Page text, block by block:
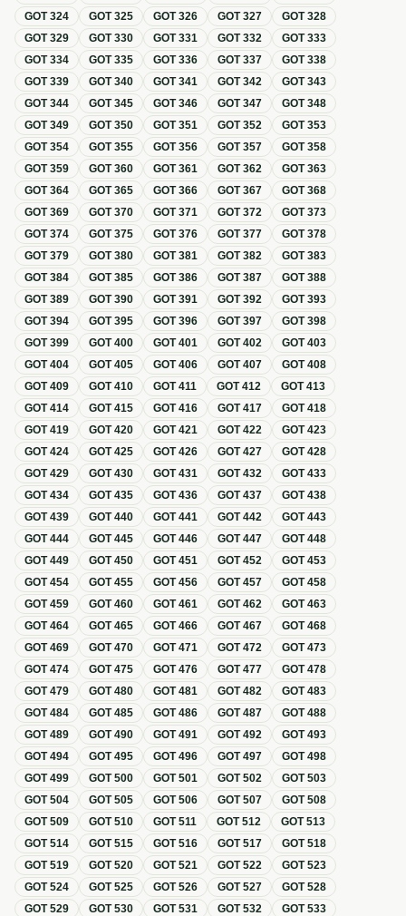
GOT324 GOT325 GOT326 GOT327 GOT328
GOT329 GOT330 GOT331 GOT332 GOT333
GOT334 GOT335 GOT336 GOT337 GOT338
GOT339 GOT340 GOT341 GOT342 GOT343
GOT344 GOT345 GOT346 GOT347 GOT348
GOT349 GOT350 GOT351 GOT352 GOT353
GOT354 GOT355 GOT356 GOT357 GOT358
GOT359 GOT360 GOT361 GOT362 GOT363
GOT364 GOT365 GOT366 GOT367 GOT368
GOT369 GOT370 GOT371 GOT372 GOT373
GOT374 GOT375 GOT376 GOT377 GOT378
GOT379 GOT380 GOT381 GOT382 GOT383
GOT384 GOT385 GOT386 GOT387 GOT388
GOT389 GOT390 GOT391 GOT392 GOT393
GOT394 GOT395 GOT396 GOT397 GOT398
GOT399 GOT400 GOT401 GOT402 GOT403
GOT404 GOT405 GOT406 GOT407 GOT408
GOT409 GOT410 GOT411 GOT412 GOT413
GOT414 GOT415 GOT416 GOT417 GOT418
GOT419 GOT420 GOT421 GOT422 GOT423
GOT424 GOT425 GOT426 GOT427 GOT428
GOT429 GOT430 GOT431 GOT432 GOT433
GOT434 GOT435 GOT436 GOT437 GOT438
GOT439 GOT440 GOT441 GOT442 GOT443
GOT444 GOT445 GOT446 GOT447 GOT448
GOT449 GOT450 GOT451 GOT452 GOT453
GOT454 GOT455 GOT456 GOT457 GOT458
GOT459 GOT460 GOT461 GOT462 GOT463
GOT464 GOT465 GOT466 GOT467 GOT468
GOT469 GOT470 GOT471 GOT472 GOT473
GOT474 GOT475 GOT476 GOT477 GOT478
GOT479 GOT480 GOT481 GOT482 GOT483
GOT484 GOT485 GOT486 GOT487 GOT488
GOT489 GOT490 GOT491 GOT492 GOT493
GOT494 GOT495 GOT496 GOT497 GOT498
GOT499 GOT500 GOT501 GOT502 GOT503
GOT504 GOT505 GOT506 GOT507 GOT508
GOT509 GOT510 GOT511 GOT512 GOT513
GOT514 GOT515 GOT516 GOT517 GOT518
GOT519 GOT520 GOT521 GOT522 GOT523
GOT524 GOT525 GOT526 GOT527 GOT528
GOT529 GOT530 GOT531 GOT532 GOT533